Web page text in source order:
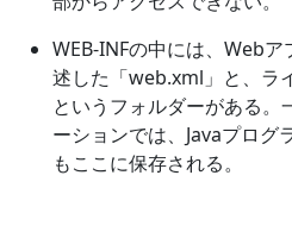
WEB-INFの中には、Web
述した「web.xml」と、ラ
というフォルダーがある。
ーションでは、Javaプログ
もここに保存される。